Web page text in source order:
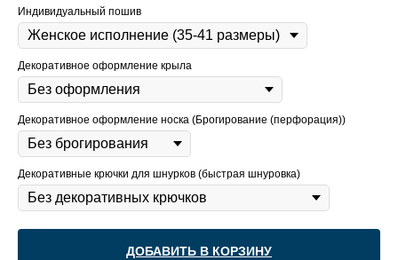
Индивидуальный пошив
Декоративное оформление крыла
Декоративное оформление носка (Брогирование (перфорация))
Декоративные крючки для шнурков (быстрая шнуровка)
ДОБАВИТЬ В КОРЗИНУ